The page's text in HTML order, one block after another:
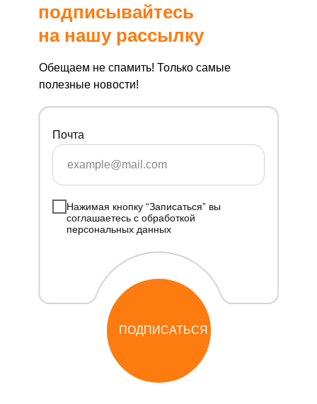
подписывайтесь
на нашу рассылку
Обещаем не спамить! Только самые
полезные новости!
Почта
Нажимая кнопку “Записаться” вы
соглашаетесь с обработкой
персональных данных
ПОДПИСАТЬСЯ